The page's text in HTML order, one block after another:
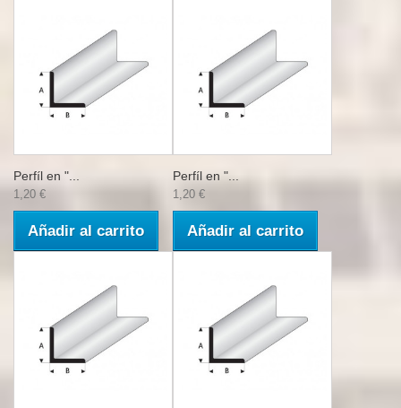
Perfíl en "...
1,20 €
Añadir al carrito
Perfíl en "...
1,20 €
Añadir al carrito